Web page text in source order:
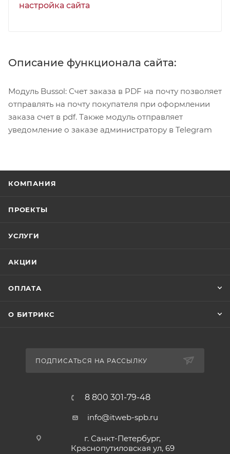
настройка сайта
Описание функционала сайта:
Модуль Bussol: Счет заказа в PDF на почту позволяет
отправлять на почту покупателя при оформлении
заказа счет в pdf. Также модуль отправляет
уведомление о заказе администратору в Telegram
КОМПАНИЯ
ПРОЕКТЫ
УСЛУГИ
АКЦИИ
ОПЛАТА
О БИТРИКС
ПОДПИСАТЬСЯ НА РАССЫЛКУ
8 800 301-79-48
info@itweb-spb.ru
г. Санкт-Петербург,
Краснопутиловская ул, 69